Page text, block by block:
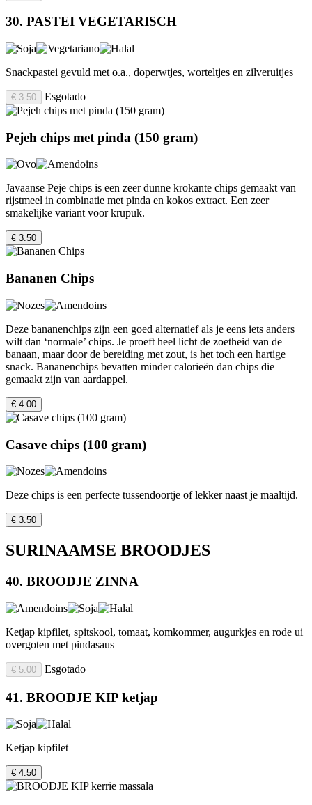
30. PASTEI VEGETARISCH
Snackpastei gevuld met o.a., doperwtjes, worteltjes en zilveruitjes
€ 3.50 Esgotado
Pejeh chips met pinda (150 gram)
Javaanse Peje chips is een zeer dunne krokante chips gemaakt van
rijstmeel in combinatie met pinda en kokos extract. Een zeer
smakelijke variant voor krupuk.
€ 3.50
Bananen Chips
Deze bananenchips zijn een goed alternatief als je eens iets anders
wilt dan ‘normale’ chips. Je proeft heel licht de zoetheid van de
banaan, maar door de bereiding met zout, is het toch een hartige
snack. Bananenchips bevatten minder calorieën dan chips die
gemaakt zijn van aardappel.
€ 4.00
Casave chips (100 gram)
Deze chips is een perfecte tussendoortje of lekker naast je maaltijd.
€ 3.50
SURINAAMSE BROODJES
40. BROODJE ZINNA
Ketjap kipfilet, spitskool, tomaat, komkommer, augurkjes en rode ui
overgoten met pindasaus
€ 5.00 Esgotado
41. BROODJE KIP ketjap
Ketjap kipfilet
€ 4.50